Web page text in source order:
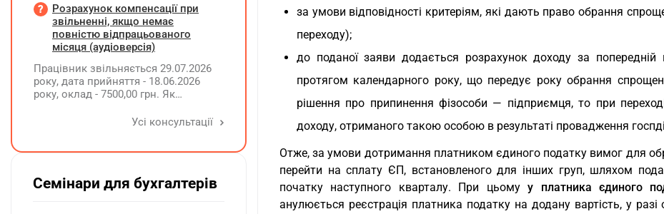
за умови відповідності критеріям, які дають право обрання
переходу);
до поданої заяви додається розрахунок доходу за
протягом календарного року, що передує року обрання
рішення про припинення фізособи — підприємця, то при
доходу, отриманого такою особою в результаті провадження
Отже, за умови дотримання платником єдиного податку вимог для
перейти на сплату ЄП, встановленого для інших груп, шляхом
початку наступного кварталу. При цьомуу платника єдиного
анулюється реєстрація платника податку на додану вартість, у
заробітної плати (винагороди), для
розрахунку внеску на підтримку
працевлаштування осіб з
інвалідністю?
Розрахунок компенсації при
звільненні, якщо немає
повністю відпрацьованого
місяця (аудіоверсія)
Працівник звільняється 29.07.2026
року, дата прийняття - 18.06.2026
року, оклад - 7500,00 грн. Як
невикористаних днів відпустки при
Усі консультації
Семінари для бухгалтерів